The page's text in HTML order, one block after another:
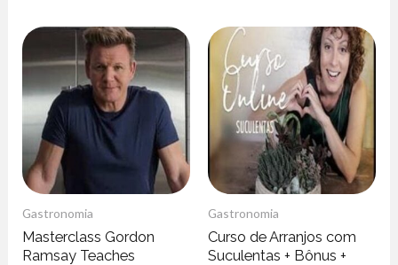
Gastronomia
Masterclass Gordon
Ramsay Teaches
Gastronomia
Curso de Arranjos com
Suculentas + Bônus +